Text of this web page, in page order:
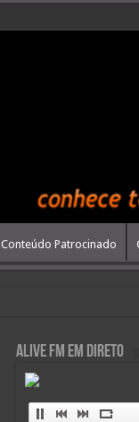
Conteúdo Patrocinado
Alive FM em Direto